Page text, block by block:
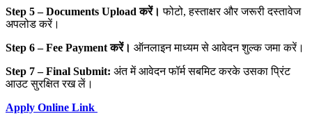
Step 5 – Documents Upload करें।फोटो, हस्ताक्षर और जरूरी दस्तावेज
अपलोड करें।
Step 6 – Fee Payment करें। ऑनलाइन माध्यम से आवेदन शुल्क जमा करें।
Step 7 – Final Submit: अंत में आवेदन फॉर्म सबमिट करके उसका प्रिंट
आउट सुरक्षित रख लें।
Apply Online Link